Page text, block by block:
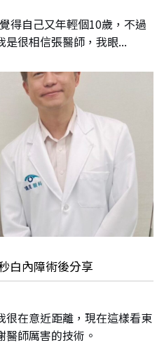
得自己又年輕個10歲，不過
很相信張醫師，我眼...
白內障術後分享
很在意近距離，現在這樣看東
師厲害的技術。